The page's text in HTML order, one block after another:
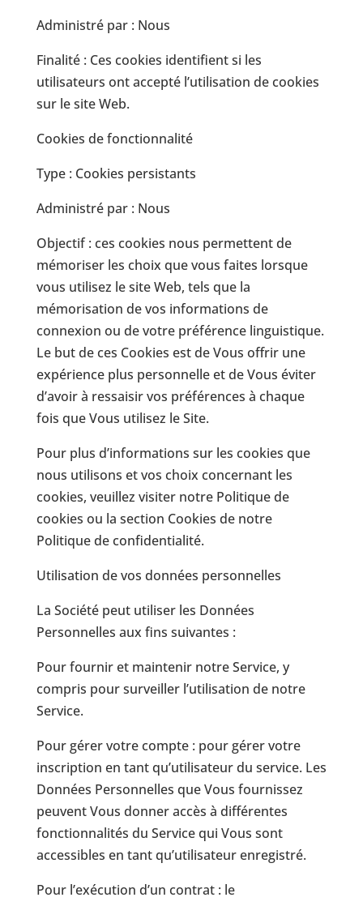
Administré par : Nous
Finalité : Ces cookies identifient si les
utilisateurs ont accepté l’utilisation de cookies
sur le site Web.
Cookies de fonctionnalité
Type : Cookies persistants
Administré par : Nous
Objectif : ces cookies nous permettent de
mémoriser les choix que vous faites lorsque
vous utilisez le site Web, tels que la
mémorisation de vos informations de
connexion ou de votre préférence linguistique.
Le but de ces Cookies est de Vous offrir une
expérience plus personnelle et de Vous éviter
d’avoir à ressaisir vos préférences à chaque
fois que Vous utilisez le Site.
Pour plus d’informations sur les cookies que
nous utilisons et vos choix concernant les
cookies, veuillez visiter notre Politique de
cookies ou la section Cookies de notre
Politique de confidentialité.
Utilisation de vos données personnelles
La Société peut utiliser les Données
Personnelles aux fins suivantes :
Pour fournir et maintenir notre Service, y
compris pour surveiller l’utilisation de notre
Service.
Pour gérer votre compte : pour gérer votre
inscription en tant qu’utilisateur du service. Les
Données Personnelles que Vous fournissez
peuvent Vous donner accès à différentes
fonctionnalités du Service qui Vous sont
accessibles en tant qu’utilisateur enregistré.
Pour l’exécution d’un contrat : le